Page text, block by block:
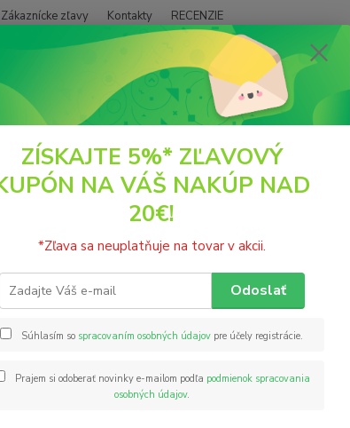
Zákaznícke zľavy Kontakty RECENZIE
Hľadať
(PO
Medový perník marhuľa 60g D.line
marhuľa 60g D.line
Pod
nie
ZÍSKAJTE 5%* ZĽAVOVÝ
NA VÁŠ NAKÚP NAD
20€!
*Zľava sa neuplatňuje na tovar v akcii.
Odoslať
Súhlasím so spracovaním osobných údajov pre účely registrácie.
Prajem si odoberať novinky e-mailom podľa podmienok spracovania
osobných údajov.